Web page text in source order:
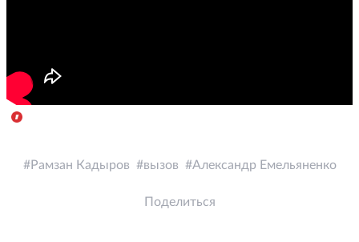
Рамзан Кадыров вызов Александр Емельяненко
Поделиться